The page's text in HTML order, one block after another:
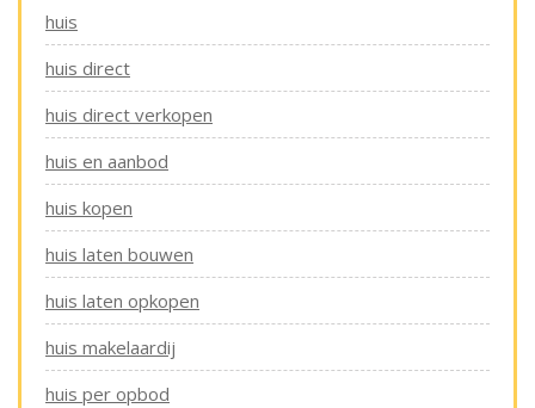
huis
huis direct
huis direct verkopen
huis en aanbod
huis kopen
huis laten bouwen
huis laten opkopen
huis makelaardij
huis per opbod